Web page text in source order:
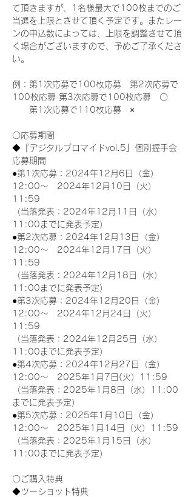
て頂きますが、1名様最大で100枚までのご
当選を上限とさせて頂く予定です。またレー
ンの申込数によっては、上限を調整させて頂
く場合がございますので、予めご了承くださ
い。
例：第1次応募で100枚応募　第2次応募で
100枚応募 第3次応募で100枚応募　〇
第1次応募で110枚応募　×
〇応募期間
◆『デジタルブロマイドvol.5』個別握手会
応募期間
●第1次応募：2024年12月6日（金）
12:00～　2024年12月10日（火）
11:59
（当落発表：2024年12月11日（水）
11:00までに発表予定）
●第2次応募：2024年12月13日（金）
12:00～　2024年12月17日（火）
11:59
（当落発表：2024年12月18日（水）
11:00までに発表予定）
●第3次応募：2024年12月20日（金）
12:00～　2024年12月24日（火）
11:59
（当落発表：2024年12月25日（水）
11:00までに発表予定）
●第4次応募：2024年12月27日（金）
12:00～　2025年1月7日(火）11:59
（当落発表：2025年1月8日（水）11:00
までに発表予定）
●第5次応募：2025年1月10日（金）
12:00～　2025年1月14日（火）11:59
（当落発表：2025年1月15日（水）
11:00までに発表予定）
〇ご購入特典
◆ツーショット特典